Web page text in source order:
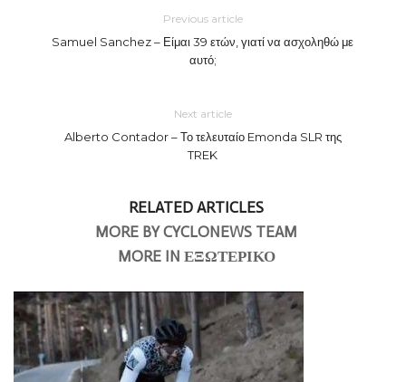
Previous article
Samuel Sanchez – Είμαι 39 ετών, γιατί να ασχοληθώ με
αυτό;
Next article
Alberto Contador – Το τελευταίο Emonda SLR της
TREK
RELATED ARTICLES
MORE BY CYCLONEWS TEAM
MORE IN ΕΞΩΤΕΡΙΚΟ